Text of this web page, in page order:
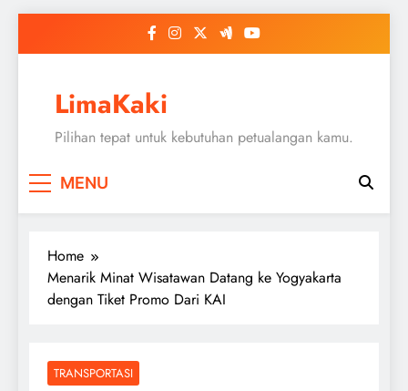
LimaKaki
Pilihan tepat untuk kebutuhan petualangan kamu.
MENU
Home
Menarik Minat Wisatawan Datang ke Yogyakarta
dengan Tiket Promo Dari KAI
TRANSPORTASI